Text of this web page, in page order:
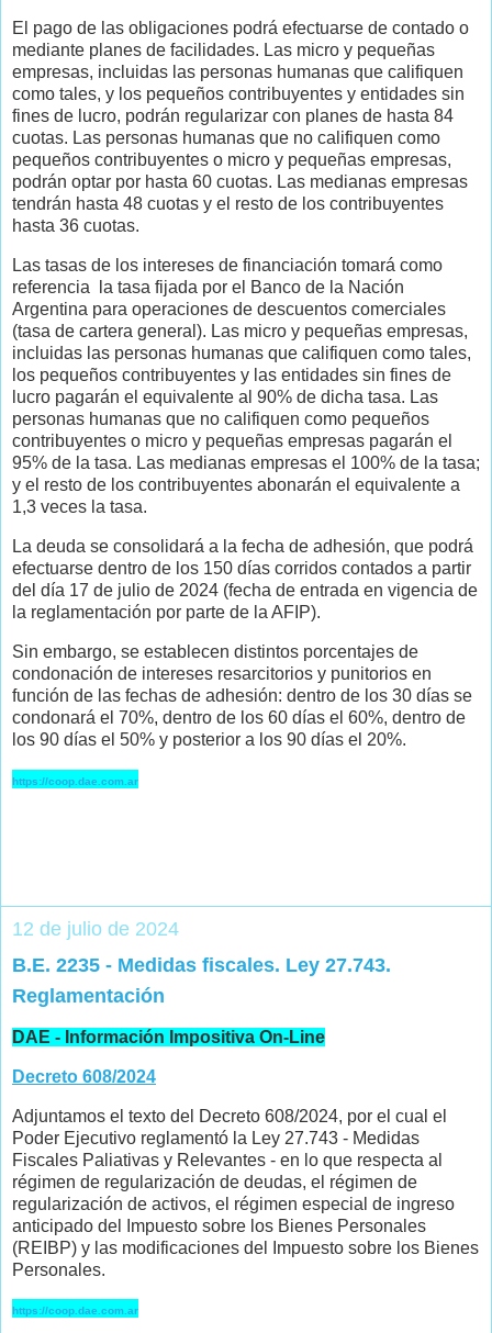
El pago de las obligaciones podrá efectuarse de contado o
mediante planes de facilidades. Las micro y pequeñas
empresas, incluidas las personas humanas que califiquen
como tales, y los pequeños contribuyentes y entidades sin
fines de lucro, podrán regularizar con planes de hasta 84
cuotas. Las personas humanas que no califiquen como
pequeños contribuyentes o micro y pequeñas empresas,
podrán optar por hasta 60 cuotas. Las medianas empresas
tendrán hasta 48 cuotas y el resto de los contribuyentes
hasta 36 cuotas.
Las tasas de los intereses de financiación tomará como
referencia la tasa fijada por el Banco de la Nación
Argentina para operaciones de descuentos comerciales
(tasa de cartera general). Las micro y pequeñas empresas,
incluidas las personas humanas que califiquen como tales,
los pequeños contribuyentes y las entidades sin fines de
lucro pagarán el equivalente al 90% de dicha tasa. Las
personas humanas que no califiquen como pequeños
contribuyentes o micro y pequeñas empresas pagarán el
95% de la tasa. Las medianas empresas el 100% de la tasa;
y el resto de los contribuyentes abonarán el equivalente a
1,3 veces la tasa.
La deuda se consolidará a la fecha de adhesión, que podrá
efectuarse dentro de los 150 días corridos contados a partir
del día 17 de julio de 2024 (fecha de entrada en vigencia de
la reglamentación por parte de la AFIP).
Sin embargo, se establecen distintos porcentajes de
condonación de intereses resarcitorios y punitorios en
función de las fechas de adhesión: dentro de los 30 días se
condonará el 70%, dentro de los 60 días el 60%, dentro de
los 90 días el 50% y posterior a los 90 días el 20%.
https://coop.dae.com.ar
12 de julio de 2024
B.E. 2235 - Medidas fiscales. Ley 27.743.
Reglamentación
DAE - Información Impositiva On-Line
Decreto 608/2024
Adjuntamos el texto del Decreto 608/2024, por el cual el
Poder Ejecutivo reglamentó la Ley 27.743 - Medidas
Fiscales Paliativas y Relevantes - en lo que respecta al
régimen de regularización de deudas, el régimen de
regularización de activos, el régimen especial de ingreso
anticipado del Impuesto sobre los Bienes Personales
(REIBP) y las modificaciones del Impuesto sobre los Bienes
Personales.
https://coop.dae.com.ar